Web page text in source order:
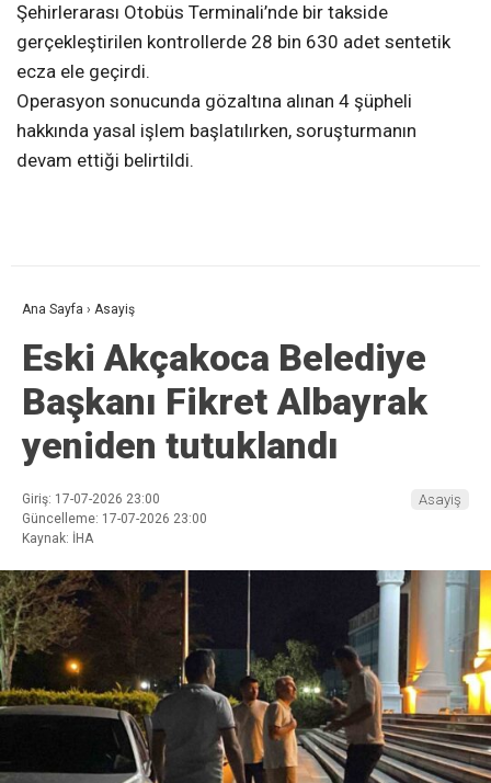
Şehirlerarası Otobüs Terminali’nde bir takside
gerçekleştirilen kontrollerde 28 bin 630 adet sentetik
ecza ele geçirdi.
Operasyon sonucunda gözaltına alınan 4 şüpheli
hakkında yasal işlem başlatılırken, soruşturmanın
devam ettiği belirtildi.
Ana Sayfa › Asayiş
Eski Akçakoca Belediye
Başkanı Fikret Albayrak
yeniden tutuklandı
Giriş: 17-07-2026 23:00
Güncelleme: 17-07-2026 23:00
Kaynak: İHA
Asayiş